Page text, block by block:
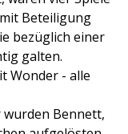
Beteiligung
bezüglich einer
galten.
Wonder - alle
Bennett,